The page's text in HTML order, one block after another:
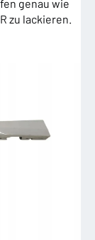
genau wie
zu lackieren.